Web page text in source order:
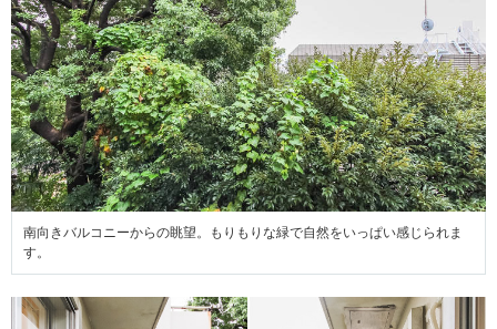
南向きバルコニーからの眺望。もりもりな緑で自然をいっぱい感じられま
す。